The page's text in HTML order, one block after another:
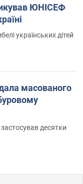
ЮНІСЕФ
українських дітей
масованого
десятки